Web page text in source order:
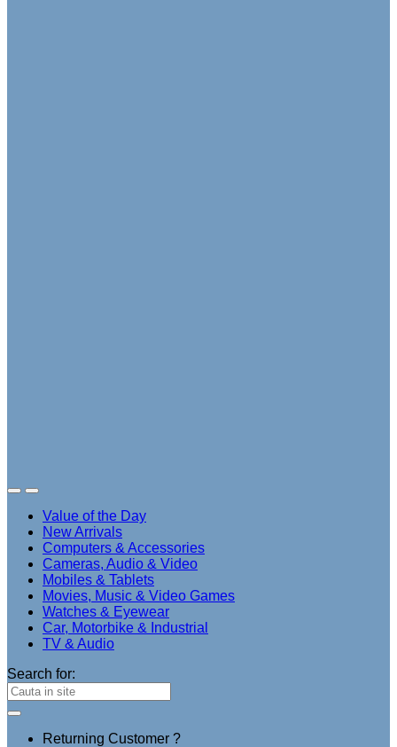
Value of the Day
New Arrivals
Computers & Accessories
Cameras, Audio & Video
Mobiles & Tablets
Movies, Music & Video Games
Watches & Eyewear
Car, Motorbike & Industrial
TV & Audio
Search for:
Returning Customer ?